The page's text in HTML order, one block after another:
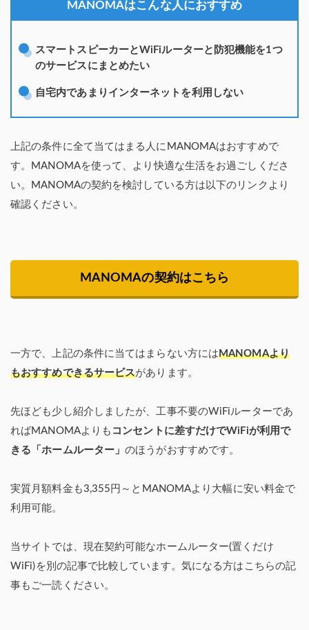
MANOMAはこんな人におすすめ
スマートスピーカーとWiFiルーターと防犯機能を1つ
のサービスにまとめたい
自宅内であまりインターネットを利用しない
上記の条件に全て当てはまる人にMANOMAはおすすめで
す。MANOMAを使って、より快適な生活をお過ごしくださ
い。MANOMAの契約を検討している方は以下のリンクより
確認ください。
MANOMAの契約はこちら
一方で、上記の条件に当てはまらない方にはMANOMAより
もおすすめできるサービスがあります。
先ほども少し紹介しましたが、工事不要のWiFiルーターであ
ればMANOMAよりも コンセントに差すだけでWiFiが利用で
きる「ホームルーター」のほうがおすすめです。
実質月額料金も3,355円～とMANOMAより大幅に安い料金で
利用可能。
当サイトでは、現在契約可能なホームルーター(置くだけ
WiFi)を別の記事で比較しています。気になる方はこちらの記
事もご一読ください。